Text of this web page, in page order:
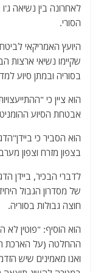
A
p
p
ra
m
לאחרונה בין נשיאה ג'ו
הסורי.
היועץ האמריקאי
שקיימו נשיאי ארצות
בסוריה ובמתן סיוע
הוא ציין כי
אבטחת הסיוע
הוא הסביר כי
בצפון מזרח וצפון
לדברי הבכיר, ביידן
של מסדרון הגבול
חוצה גבולות בסוריה.
הוא הוסיף: "פוטין לא
ההחלטה (על הארכת
ואנו מאמינים שיש